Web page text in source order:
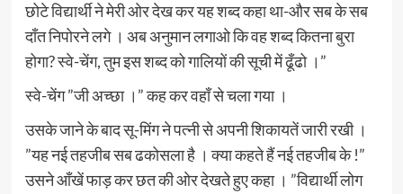
छोटे विद्यार्थी ने मेरी ओर देख कर यह शब्द कहा था-और सब के सब
दाँत निपोरने लगे । अब अनुमान लगाओ कि वह शब्द कितना बुरा
होगा? स्वे-चेंग, तुम इस शब्द को गालियों की सूची में ढूँढो ।”
स्वे-चेंग ”जी अच्छा ।” कह कर वहाँ से चला गया ।
उसके जाने के बाद सू-मिंग ने पत्नी से अपनी शिकायतें जारी रखी ।
”यह नई तहजीब सब ढकोसला है । क्या कहते हैं नई तहजीब के !”
उसने आँखें फाड़ कर छत की ओर देखते हुए कहा । ”विद्यार्थी लोग